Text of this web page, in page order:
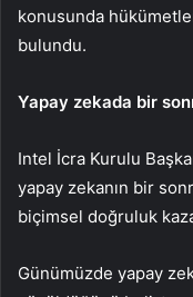
konusunda
bulundu.
Yapay zekada bir
Intel İcra Kurulu
yapay zekanın bir
biçimsel doğruluk
Günümüzde yapay